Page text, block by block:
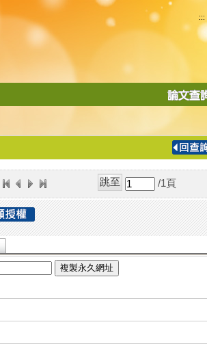
:::
導
/1 頁
複製永久網址